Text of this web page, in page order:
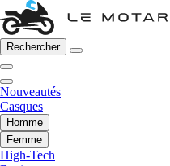
Rechercher
Nouveautés
Casques
Homme
Femme
High-Tech